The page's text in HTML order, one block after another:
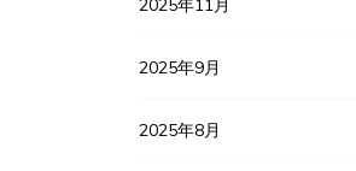
2025年9月
2025年8月